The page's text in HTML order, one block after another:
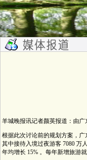
羊城晚报讯记者颜英报道：由广
根据此次讨论前的规划方案，
其中接待入境过夜游客 7080 万
年均增长 15% 。每年新增旅游